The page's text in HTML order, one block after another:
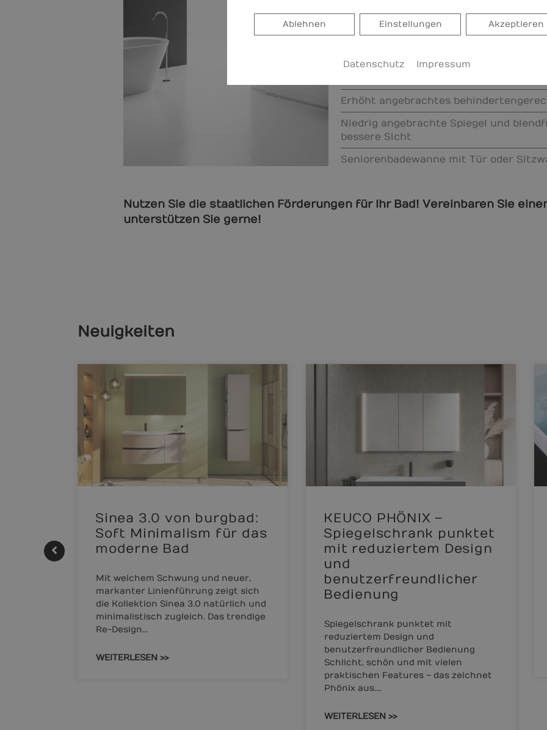
Behindertengerechte Dusche:
Kontrastreiche Gestaltung in Material
Erhöht angebrachtes
Niedrig angebrachte Spiegel und
bessere Sicht
Seniorenbadewanne mit Tür oder
Nutzen Sie die staatlichen Förderungen für Ihr Bad! Vereinbaren Sie
unterstützen Sie gerne!
Neuigkeiten
Sinea 3.0 von burgbad:
Soft Minimalism für das
moderne Bad
Mit weichem Schwung und neuer,
markanter Linienführung zeigt sich
die Kollektion Sinea 3.0 natürlich und
minimalistisch zugleich. Das trendige
Re-Design…
WEITERLESEN >>
KEUCO PHÖNIX –
Spiegelschrank punktet
mit reduziertem Design
und
benutzerfreundlicher
Bedienung
Spiegelschrank punktet mit
reduziertem Design und
benutzerfreundlicher Bedienung
Schlicht, schön und mit vielen
praktischen Features – das zeichnet
Phönix aus.…
WEITERLESEN >>
Akzeptieren
Einstellungen
Ablehnen
Ablehnen
Datenschutz Impressum